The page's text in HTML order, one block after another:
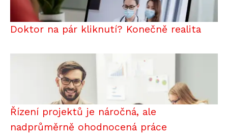
Doktor na pár kliknutí? Konečně realita
Řízení projektů je náročná, ale
nadprůměrně ohodnocená práce